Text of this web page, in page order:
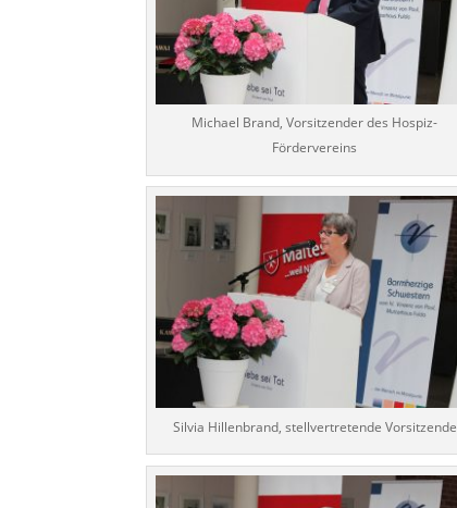
Michael Brand, Vorsitzender des Hospiz-
Fördervereins
Silvia Hillenbrand, stellvertretende Vorsitzende